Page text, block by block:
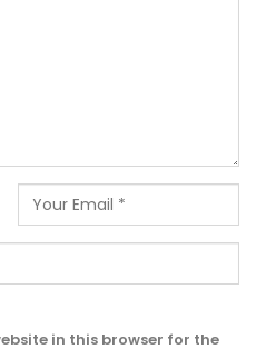
in this browser for the